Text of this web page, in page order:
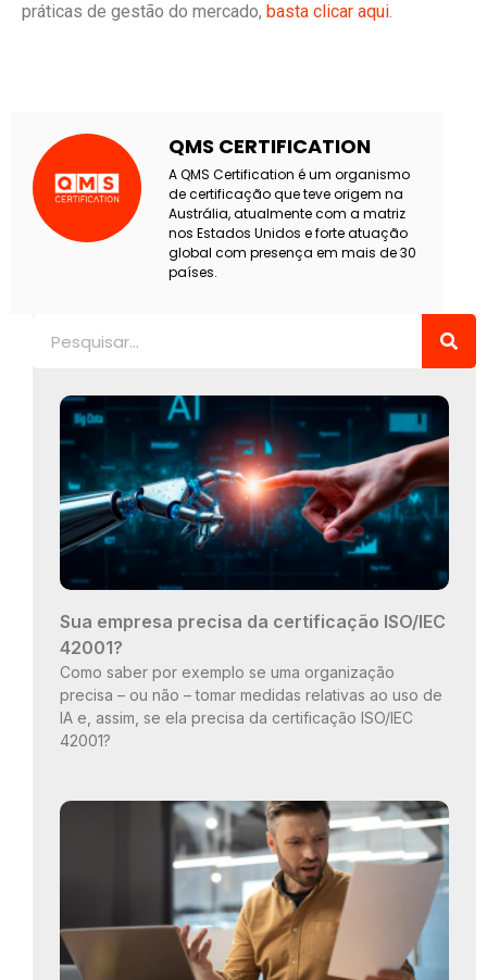
práticas de gestão do mercado, basta clicar aqui.
QMS CERTIFICATION
A QMS Certification é um organismo
de certificação que teve origem na
Austrália, atualmente com a matriz
nos Estados Unidos e forte atuação
global com presença em mais de 30
países.
Sua empresa precisa da certificação ISO/IEC
42001?
Como saber por exemplo se uma organização
precisa – ou não – tomar medidas relativas ao uso de
IA e, assim, se ela precisa da certificação ISO/IEC
42001?